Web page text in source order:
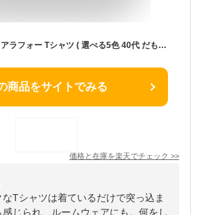
名入れ 四十路 四十代 アラフォー Tシャツ ( 選べる5色 40代 だものシリーズ )( 選べる落款 ) 40歳 プレゼント 誕生日 プレゼント 面白い バースデー メンズ レディース しゃれもん
商品をサイトでみる
価格と在庫を楽天でチェック >>
Tシャツは着ているだけで突っ込ま
じられ、ルームウェアにも。何をし